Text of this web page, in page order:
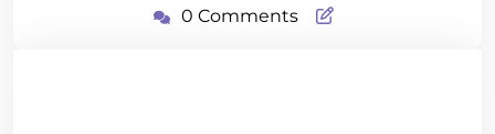
0 Comments